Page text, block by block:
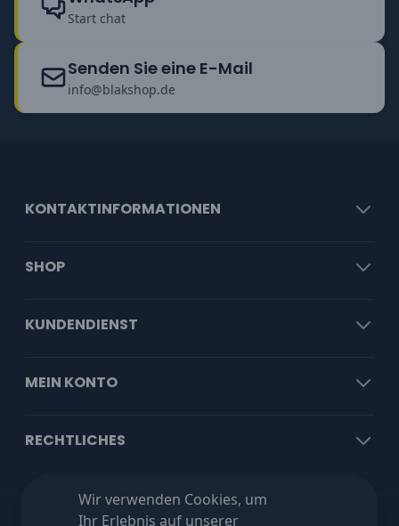
Wir verwenden Cookies, um
Ihr Erlebnis auf unserer
Start chat
Senden Sie eine E-Mail
info@blakshop.de
KONTAKTINFORMATIONEN
SHOP
KUNDENDIENST
MEIN KONTO
RECHTLICHES